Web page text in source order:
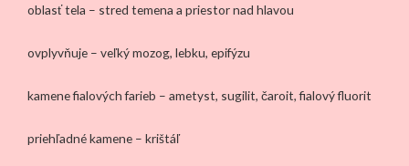
oblasť tela – stred temena a priestor nad hlavou
ovplyvňuje – veľký mozog, lebku, epifýzu
kamene fialových farieb – ametyst, sugilit, čaroit, fialový fluorit
priehľadné kamene – krištáľ